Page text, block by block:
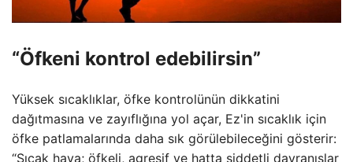
“Öfkeni kontrol edebilirsin”
Yüksek sıcaklıklar, öfke kontrolünün dikkatini
dağıtmasına ve zayıflığına yol açar, Ez'in sıcaklık için
öfke patlamalarında daha sık görülebileceğini gösterir:
“Sıcak hava; öfkeli, agresif ve hatta şiddetli davranışlar